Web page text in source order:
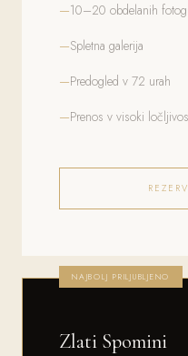
10–20 obdelanih
Spletna galerija
Predogled v 72 urah
Prenos v visoki
NAJBOLJ PRILJUBLJENO
Zlati Spomini